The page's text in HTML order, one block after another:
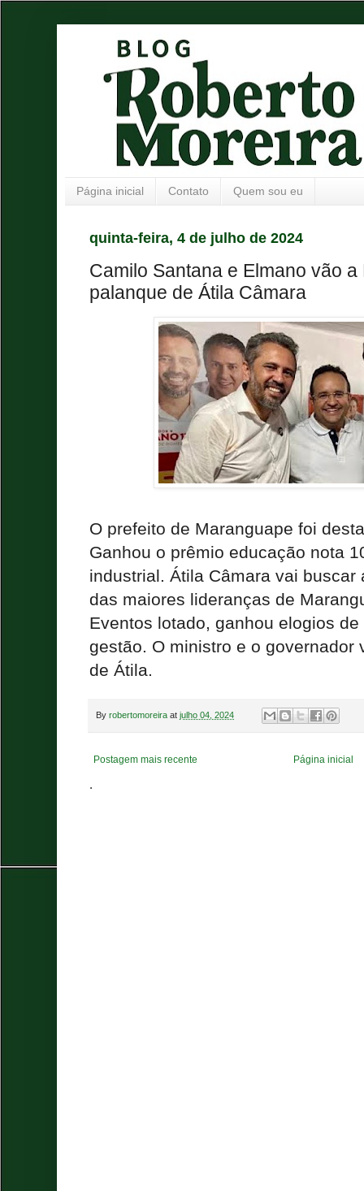
Página inicial Contato Quem sou eu
quinta-feira, 4 de julho de 2024
Camilo Santana e Elmano vão
palanque de Átila Câmara
O prefeito de Maranguape foi
Ganhou o prêmio educação nota
industrial. Átila Câmara vai
das maiores lideranças de
Eventos lotado, ganhou elogios
gestão. O ministro e o governador
de Átila.
By robertomoreira at julho 04, 2024
Postagem mais recente Página inicial
.